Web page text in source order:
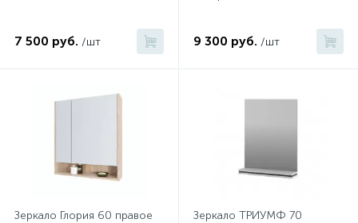
7 500 руб. /шт 9 300 руб. /шт
Зеркало Глория 60 правое
Зеркало ТРИУМФ 70